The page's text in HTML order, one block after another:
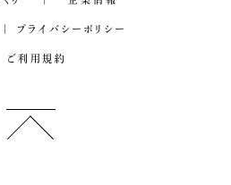
プライバシーポリシー
ご利用規約